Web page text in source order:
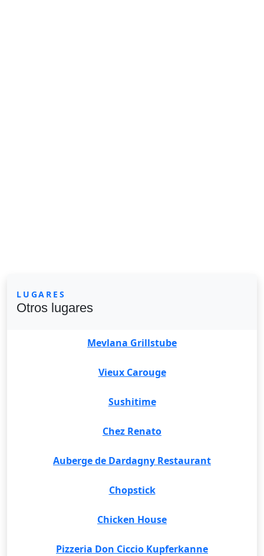
LUGARES
Otros lugares
Mevlana Grillstube
Vieux Carouge
Sushitime
Chez Renato
Auberge de Dardagny Restaurant
Chopstick
Chicken House
Pizzeria Don Ciccio Kupferkanne